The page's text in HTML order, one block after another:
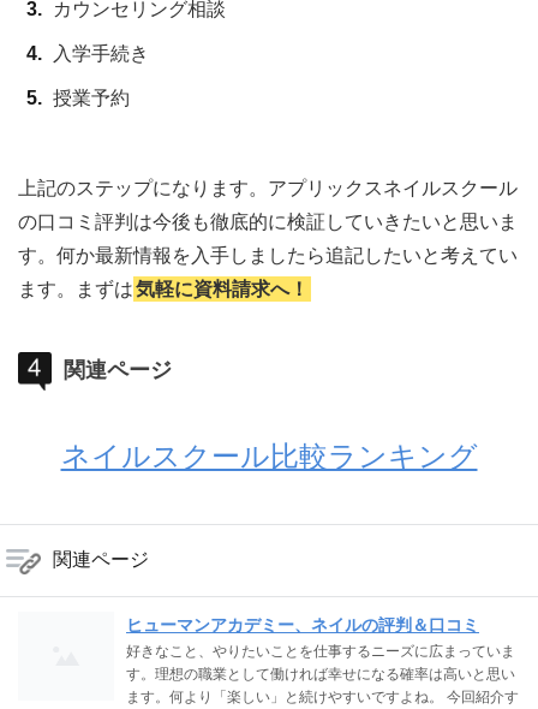
カウンセリング相談
入学手続き
授業予約
上記のステップになります。アプリックスネイルスクール
の口コミ評判は今後も徹底的に検証していきたいと思いま
す。何か最新情報を入手しましたら追記したいと考えてい
ます。まずは気軽に資料請求へ！
関連ページ
ネイルスクール比較ランキング
関連ページ
ヒューマンアカデミー、ネイルの評判＆口コミ
好きなこと、やりたいことを仕事するニーズに広まっていま
す。理想の職業として働ければ幸せになる確率は高いと思い
ます。何より「楽しい」と続けやすいですよね。 今回紹介す